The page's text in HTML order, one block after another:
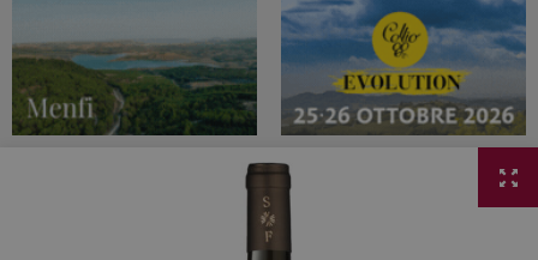
WINENEWS TV